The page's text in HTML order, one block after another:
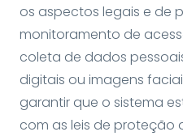
os aspectos legais e de
monitoramento de
coleta de dados
digitais ou imagens
garantir que o sistema
com as leis de proteção